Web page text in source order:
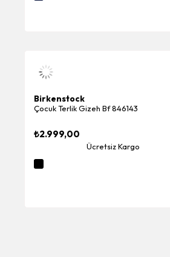
Birkenstock
Çocuk Terlik Gizeh Bf 846143
₺2.999,00
Ücretsiz Kargo